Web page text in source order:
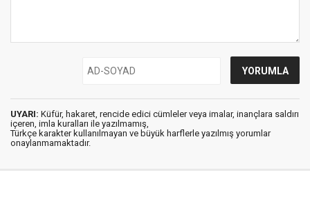
UYARI: Küfür, hakaret, rencide edici cümleler veya imalar, inançlara saldırı
içeren, imla kuralları ile yazılmamış,
Türkçe karakter kullanılmayan ve büyük harflerle yazılmış yorumlar
onaylanmamaktadır.